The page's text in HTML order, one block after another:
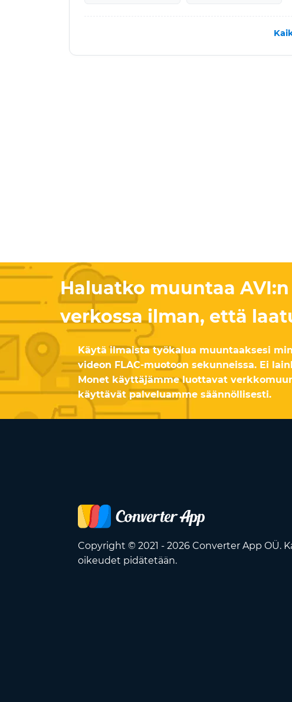
Haluatko muuntaa AVI:n
verkossa ilman, että
Käytä ilmaista työkalua muuntaaksesi
videon FLAC-muotoon sekunneissa. Ei
Monet käyttäjämme luottavat
käyttävät palveluamme säännöllisesti.
Copyright © 2021 - 2026 Converter App OÜ.
oikeudet pidätetään.